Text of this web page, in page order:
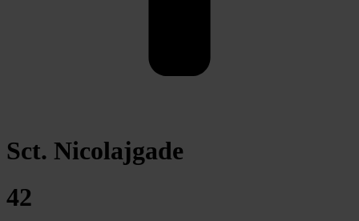
Sct. Nicolajgade
42